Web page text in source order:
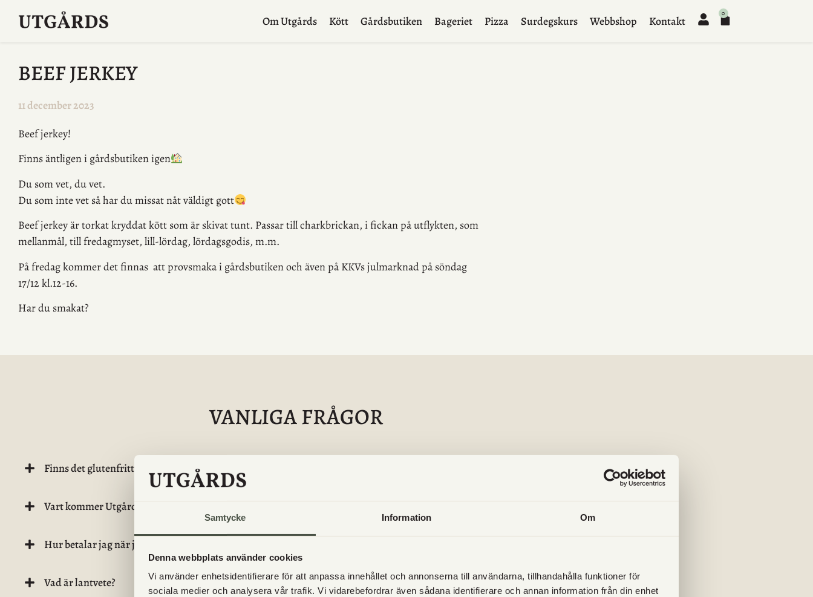
Samtycke Information Om
Denna webbplats använder cookies
Vi använder enhetsidentifierare för att anpassa innehållet och annonserna till användarna, tillhandahålla funktioner för
sociala medier och analysera vår trafik. Vi vidarebefordrar även sådana identifierare och annan information från din enhet
Om Utgårds Kött Gårdsbutiken Bageriet Pizza Surdegskurs Webbshop Kontakt
0
BEEF JERKEY
11 december 2023
Beef jerkey!
Finns äntligen i gårdsbutiken igen
Du som vet, du vet.
Du som inte vet så har du missat nåt väldigt gott
Beef jerkey är torkat kryddat kött som är skivat tunt. Passar till charkbrickan, i fickan på utflykten, som
mellanmål, till fredagmyset, lill-lördag, lördagsgodis, m.m.
På fredag kommer det finnas att provsmaka i gårdsbutiken och även på KKVs julmarknad på söndag
17/12 kl.12-16.
Har du smakat?
VANLIGA FRÅGOR
Finns det glutenfritt bröd/bakverk?
Vart kommer Utgårds kött från?
Hur betalar jag när jag handlar hos Utgårds?
Vad är lantvete? Får jag ta med hunden till Utgård?